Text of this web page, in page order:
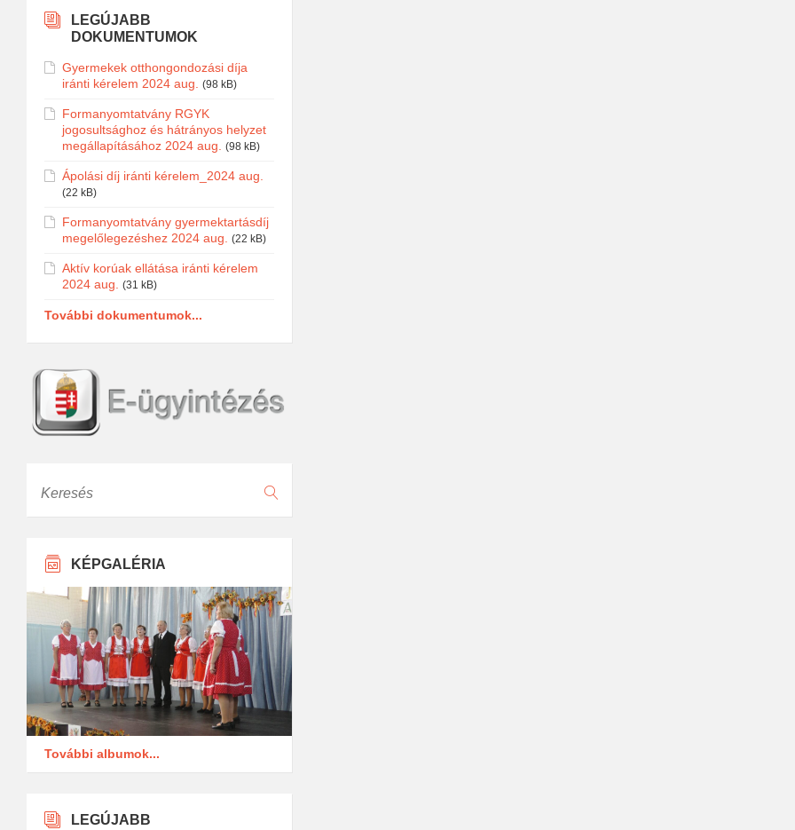
LEGÚJABB
DOKUMENTUMOK
Gyermekek otthongondozási díja
iránti kérelem 2024 aug.
(98 kB)
Formanyomtatvány RGYK
jogosultsághoz és hátrányos helyzet
megállapításához 2024 aug.
(98 kB)
Ápolási díj iránti kérelem_2024 aug.
(22 kB)
Formanyomtatvány gyermektartásdíj
megelőlegezéshez 2024 aug.
(22 kB)
Aktív korúak ellátása iránti kérelem
2024 aug.
(31 kB)
További dokumentumok...
KÉPGALÉRIA
További albumok...
LEGÚJABB